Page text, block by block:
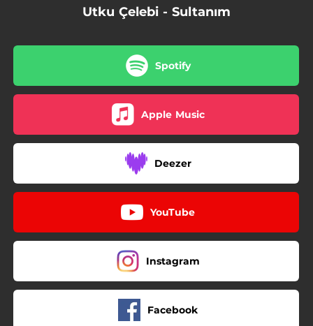
Utku Çelebi - Sultanım
Spotify
Apple Music
Deezer
YouTube
Instagram
Facebook